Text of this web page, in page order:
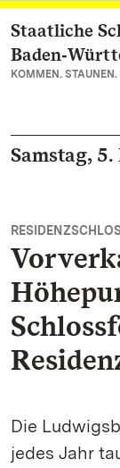
Zum
Staatliche
KOMMEN.
Samstag,
Die
jedes Jahr